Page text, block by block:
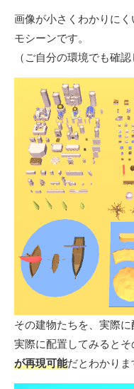
画像が小さくわかりに
モシーンです。
（ご自分の環境でも確
その建物たちを、実際に
実際に配置してみるとそ
が再現可能だとわかりま